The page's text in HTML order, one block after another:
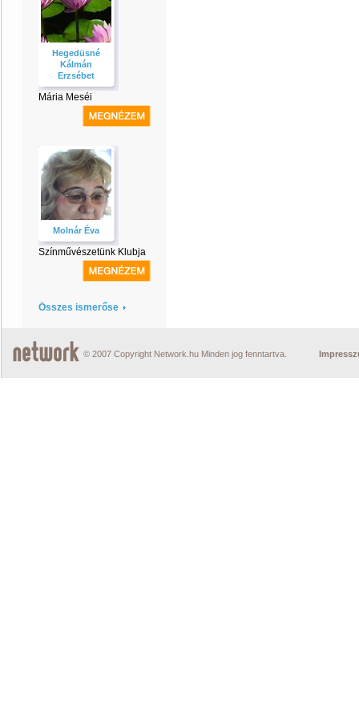
Hegedüsné
Kálmán
Erzsébet
Mária Meséi
Molnár Éva
Színművészetünk Klubja
Összes ismerőse
© 2007 Copyright Network.hu Minden jog fenntartva.